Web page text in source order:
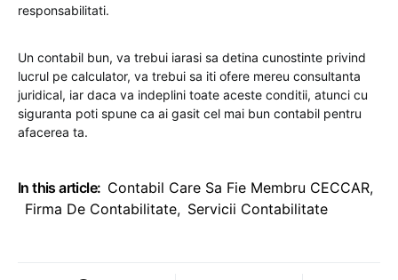
responsabilitati.
Un contabil bun, va trebui iarasi sa detina cunostinte privind
lucrul pe calculator, va trebui sa iti ofere mereu consultanta
juridical, iar daca va indeplini toate aceste conditii, atunci cu
siguranta poti spune ca ai gasit cel mai bun contabil pentru
afacerea ta.
In this article: Contabil Care Sa Fie Membru CECCAR,
Firma De Contabilitate, Servicii Contabilitate